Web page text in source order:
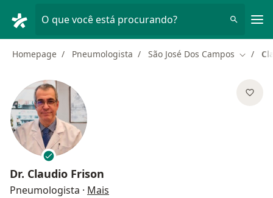
O que você está procurando?
Homepage Pneumologista São José Dos Campos Mudar
Dr. Claudio Frison
Pneumologista · Mais